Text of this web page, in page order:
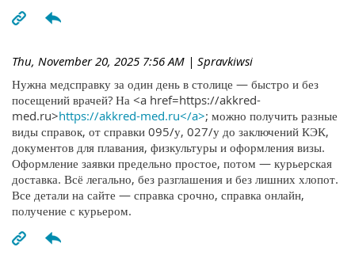
Thu, November 20, 2025 7:56 AM | Spravkiwsi
Нужна медсправку за один день в столице — быстро и без
посещений врачей? На <a href=https://akkred-
med.ru>https://akkred-med.ru</a>; можно получить разные
виды справок, от справки 095/у, 027/у до заключений КЭК,
документов для плавания, физкультуры и оформления визы.
Оформление заявки предельно простое, потом — курьерская
доставка. Всё легально, без разглашения и без лишних хлопот.
Все детали на сайте — справка срочно, справка онлайн,
получение с курьером.